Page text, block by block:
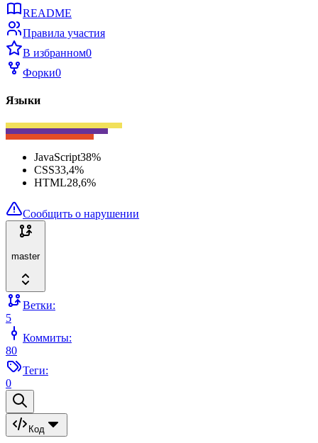
README
Правила участия
В избранном0
Форки0
Языки
JavaScript38%
CSS33,4%
HTML28,6%
Сообщить о нарушении
master
Ветки:
5
Коммиты:
80
Теги:
0
Код